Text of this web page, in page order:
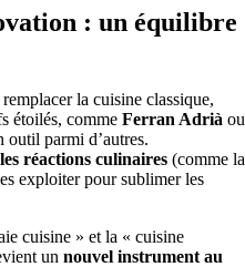
: un équilibre
la cuisine classique,
étoilés, comme Ferran Adrià ou
outil parmi d’autres.
réactions culinaires (comme la
exploiter pour sublimer les
cuisine » et la « cuisine
un nouvel instrument au